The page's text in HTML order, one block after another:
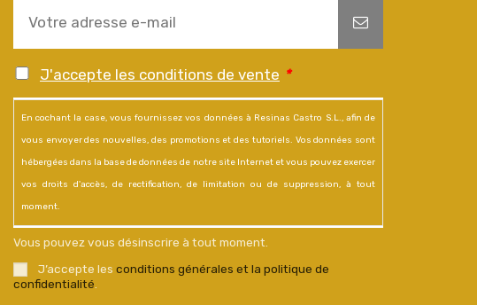
J'accepte les conditions de vente *
En cochant la case, vous fournissez vos données à Resinas Castro S.L., afin de
vous envoyer des nouvelles, des promotions et des tutoriels. Vos données sont
hébergées dans la base de données de notre site Internet et vous pouvez exercer
vos droits d'accès, de rectification, de limitation ou de suppression, à tout
moment.
Vous pouvez vous désinscrire à tout moment.
J’accepte les conditions générales et la politique de
confidentialité.